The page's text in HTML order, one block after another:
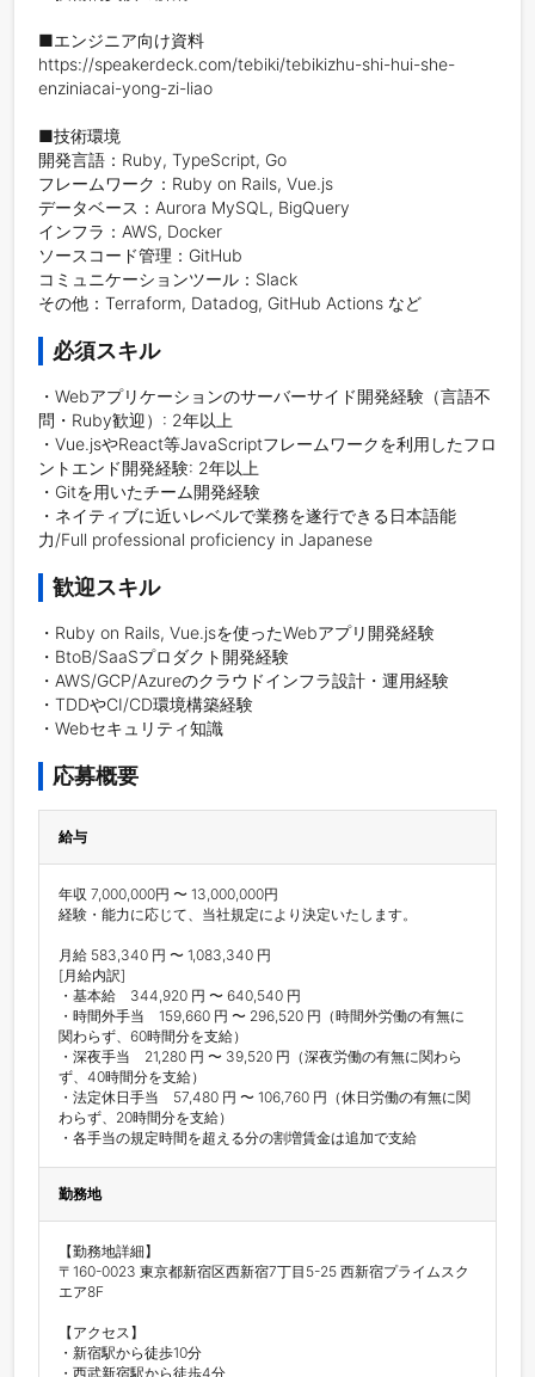
■エンジニア向け資料
https://speakerdeck.com/tebiki/tebikizhu-shi-hui-she-
enziniacai-yong-zi-liao
■技術環境
開発言語：Ruby, TypeScript, Go
フレームワーク：Ruby on Rails, Vue.js
データベース：Aurora MySQL, BigQuery
インフラ：AWS, Docker
ソースコード管理：GitHub
コミュニケーションツール：Slack
その他：Terraform, Datadog, GitHub Actions など
必須スキル
・Webアプリケーションのサーバーサイド開発経験（言語不
問・Ruby歓迎）: 2年以上
・Vue.jsやReact等JavaScriptフレームワークを利用したフロ
ントエンド開発経験: 2年以上
・Gitを用いたチーム開発経験
・ネイティブに近いレベルで業務を遂行できる日本語能
力/Full professional proficiency in Japanese
歓迎スキル
・Ruby on Rails, Vue.jsを使ったWebアプリ開発経験
・BtoB/SaaSプロダクト開発経験
・AWS/GCP/Azureのクラウドインフラ設計・運用経験
・TDDやCI/CD環境構築経験
応募概要
給与
年収 7,000,000円 〜 13,000,000円
経験・能力に応じて、当社規定により決定いたします。
月給 583,340 円 〜 1,083,340 円
[月給内訳]
・基本給　344,920 円 〜 640,540 円
・時間外手当　159,660 円 〜 296,520 円（時間外労働の有無に
関わらず、60時間分を支給）
・深夜手当　21,280 円 〜 39,520 円（深夜労働の有無に関わら
ず、40時間分を支給）
・法定休日手当　57,480 円 〜 106,760 円（休日労働の有無に関
わらず、20時間分を支給）
・各手当の規定時間を超える分の割増賃金は追加で支給
勤務地
【勤務地詳細】
〒160-0023 東京都新宿区西新宿7丁目5-25 西新宿プライムスク
エア8F
【アクセス】
・新宿駅から徒歩10分
・西武新宿駅から徒歩4分